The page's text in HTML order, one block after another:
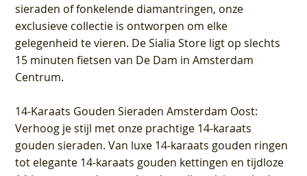
sieraden of fonkelende diamantringen, onze
exclusieve collectie is ontworpen om elke
gelegenheid te vieren. De Sialia Store ligt op slechts
15 minuten fietsen van De Dam in Amsterdam
Centrum.
14-Karaats Gouden Sieraden Amsterdam Oost:
Verhoog je stijl met onze prachtige 14-karaats
gouden sieraden. Van luxe 14-karaats gouden ringen
tot elegante 14-karaats gouden kettingen en tijdloze